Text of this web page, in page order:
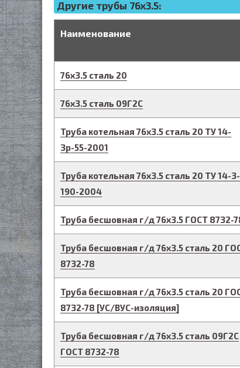
Другие трубы 76x3.5:
Наименование
76х3.5 сталь 20
76х3.5 сталь 09Г2С
Труба котельная 76х3.5 сталь 20 ТУ 14-
3р-55-2001
Труба котельная 76х3.5 сталь 20 ТУ 14-3-
190-2004
Труба бесшовная г/д76х3.5 ГОСТ 8732-
Труба бесшовная г/д76х3.5 сталь 20
8732-78
Труба бесшовная г/д76х3.5 сталь 20
8732-78 [УС/ВУС-изоляция]
Труба бесшовная г/д76х3.5 сталь 09Г2С
ГОСТ 8732-78